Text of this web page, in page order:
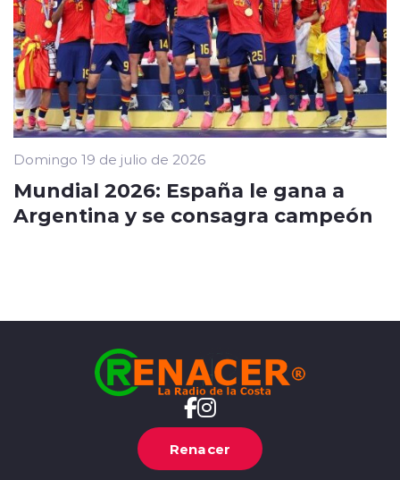
Domingo 19 de julio de 2026
Mundial 2026: España le gana a
Argentina y se consagra campeón
Renacer